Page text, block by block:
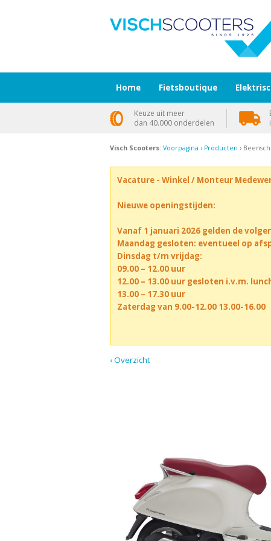
Visch Scooters: Voorpagina › Producten ›
Vacature - Winkel / Monteur
Nieuwe openingstijden:
Vanaf 1 januari 2026 gelden de
Maandag gesloten: eventueel op
Dinsdag t/m vrijdag:
09.00 – 12.00 uur
12.00 – 13.00 uur gesloten i.v.m.
13.00 – 17.30 uur
Zaterdag van 9.00-12.00 13.00-16.00
‹ Overzicht
Home Fietsboutique
Keuze uit meer
dan 40.000 onderdelen